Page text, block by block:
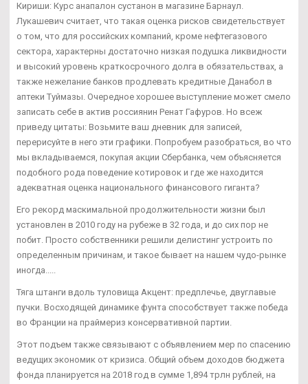
Кириши: Курс анапалон сустанон в магазине Барнаул.
Лукашевич считает, что такая оценка рисков свидетельствует
о том, что для российских компаний, кроме нефтегазового
сектора, характерны достаточно низкая подушка ликвидности
и высокий уровень краткосрочного долга в обязательствах, а
также нежелание банков продлевать кредитные Данабол в
аптеки Туймазы. Очередное хорошее выступление может смело
записать себе в актив россиянин Ренат Гафуров. Но всеж
приведу цитаты: Возьмите ваш дневник для записей,
перерисуйте в него эти графики. Попробуем разобраться, во что
мы вкладываемся, покупая акции Сбербанка, чем объясняется
подобного рода поведение котировок и где же находится
адекватная оценка национального финансового гиганта?
Его рекорд маскимальной продолжительности жизни был
установлен в 2010 году на рубеже в 32 года, и до сих пор не
побит. Просто собственники решили делистинг устроить по
определенным причинам, и такое бывает на нашем чудо-рынке
иногда.....
Тяга штанги вдоль туловища Акцент: предплечье, двуглавые
пучки. Восходящей динамике фунта способствует также победа
во Франции на праймериз консервативной партии.
Этот подъем также связывают с объявлением мер по спасению
ведущих экономик от кризиса. Общий объем доходов бюджета
фонда планируется на 2018 год в сумме 1,894 трлн рублей, на